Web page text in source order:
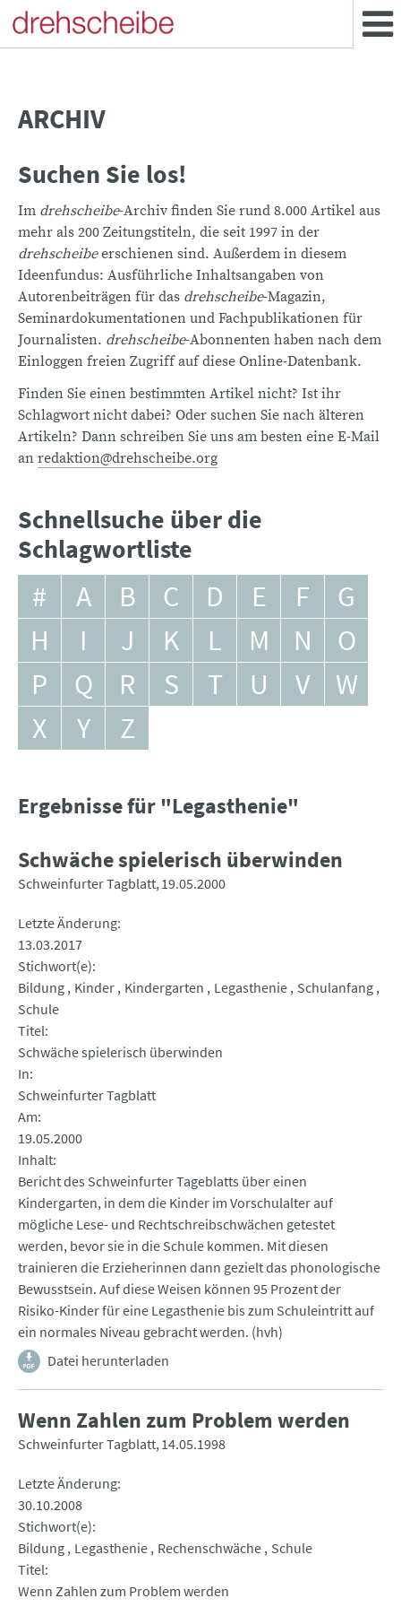
ARCHIV
Suchen Sie los!
Im drehscheibe-Archiv finden Sie rund 8.000 Artikel aus
mehr als 200 Zeitungstiteln, die seit 1997 in der
drehscheibeerschienen sind. Außerdem in diesem
Ideenfundus: Ausführliche Inhaltsangaben von
Autorenbeiträgen für das drehscheibe-Magazin,
Seminardokumentationen und Fachpublikationen für
Journalisten. drehscheibe-Abonnenten haben nach dem
Einloggen freien Zugriff auf diese Online-Datenbank.
Finden Sie einen bestimmten Artikel nicht? Ist ihr
Schlagwort nicht dabei? Oder suchen Sie nach älteren
Artikeln? Dann schreiben Sie uns am besten eine E-Mail
an redaktion@drehscheibe.org
Schnellsuche über die
Schlagwortliste
# A B C D E F
G
H
I J K L M N
O
P
Q R S T U V
W
X
Y Z
Ergebnisse für "Legasthenie"
Schwäche spielerisch überwinden
Schweinfurter Tagblatt 19.05.2000
Letzte Änderung
13.03.2017
Stichwort(e)
Bildung Kinder Kindergarten Legasthenie Schulanfang
Schule
Titel
Schwäche spielerisch überwinden
In
Schweinfurter Tagblatt
Am
19.05.2000
Inhalt
Bericht des Schweinfurter Tageblatts über einen
Kindergarten, in dem die Kinder im Vorschulalter auf
mögliche Lese- und Rechtschreibschwächen getestet
werden, bevor sie in die Schule kommen. Mit diesen
trainieren die Erzieherinnen dann gezielt das phonologische
Bewusstsein. Auf diese Weisen können 95 Prozent der
Risiko-Kinder für eine Legasthenie bis zum Schuleintritt auf
ein normales Niveau gebracht werden. (hvh)
Datei herunterladen
Wenn Zahlen zum Problem werden
Schweinfurter Tagblatt 14.05.1998
Letzte Änderung
30.10.2008
Stichwort(e)
Bildung Legasthenie Rechenschwäche Schule
Titel
Wenn Zahlen zum Problem werden